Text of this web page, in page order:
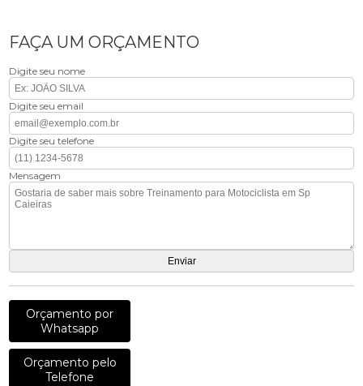
FAÇA UM ORÇAMENTO
Digite seu nome
Digite seu email
Digite seu telefone
Mensagem
Orçamento por
Whatsapp
Orçamento pelo
Telefone